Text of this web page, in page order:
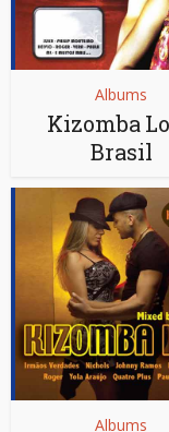
Albums
Kizomba
Brasil
Albums